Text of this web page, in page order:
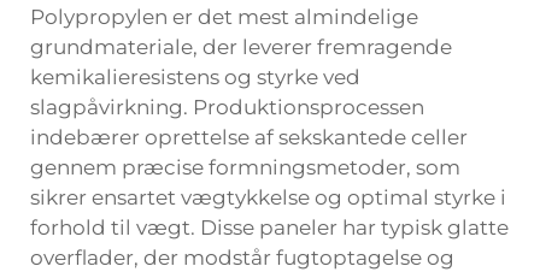
Polypropylen er det mest almindelige
grundmateriale, der leverer fremragende
kemikalieresistens og styrke ved
slagpåvirkning. Produktionsprocessen
indebærer oprettelse af sekskantede celler
gennem præcise formningsmetoder, som
sikrer ensartet vægtykkelse og optimal styrke i
forhold til vægt. Disse paneler har typisk glatte
overflader, der modstår fugtoptagelse og